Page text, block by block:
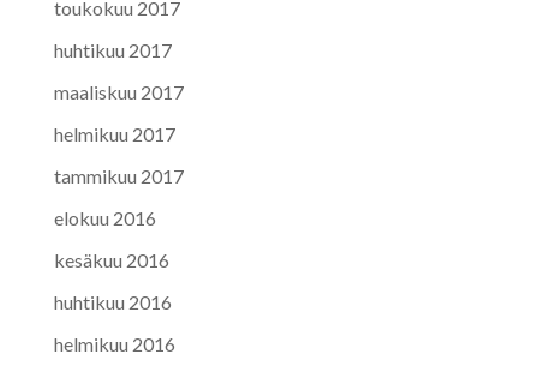
toukokuu 2017
huhtikuu 2017
maaliskuu 2017
helmikuu 2017
tammikuu 2017
elokuu 2016
kesäkuu 2016
huhtikuu 2016
helmikuu 2016